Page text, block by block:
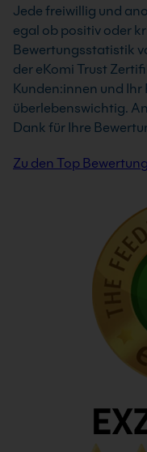
Jede freiwillig und
egal ob positiv oder
Bewertungsstatistik
der eKomi Trust
Kunden:innen und
überlebenswichtig.
Dank für Ihre
Zu den Top